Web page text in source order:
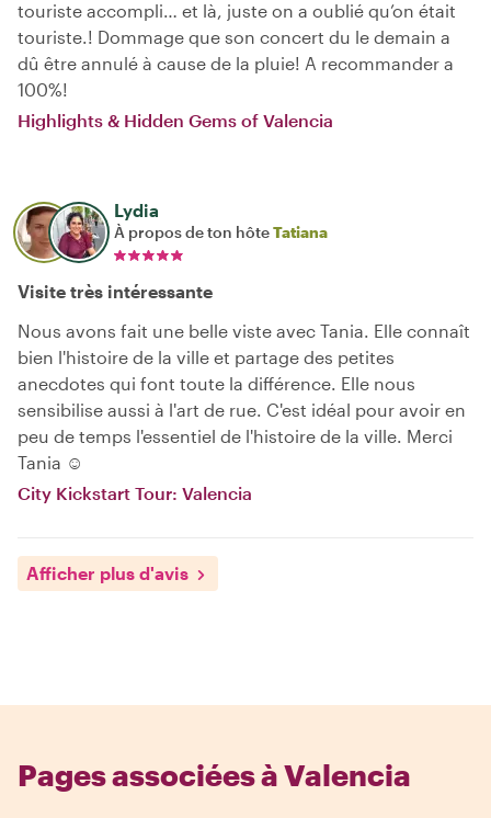
touriste accompli… et là, juste on a oublié qu’on était
touriste.! Dommage que son concert du le demain a
dû être annulé à cause de la pluie! A recommander a
100%!
Highlights & Hidden Gems of Valencia
Lydia
À propos de ton hôteTatiana
Visite très intéressante
Nous avons fait une belle viste avec Tania. Elle connaît
bien l'histoire de la ville et partage des petites
anecdotes qui font toute la différence. Elle nous
sensibilise aussi à l'art de rue. C'est idéal pour avoir en
peu de temps l'essentiel de l'histoire de la ville. Merci
Tania ☺
City Kickstart Tour: Valencia
Afficher plus d'avis
Pages associées à Valencia